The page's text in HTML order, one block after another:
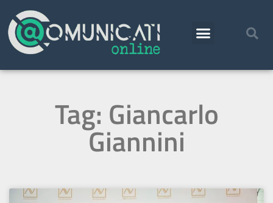
Tag: Giancarlo
Giannini